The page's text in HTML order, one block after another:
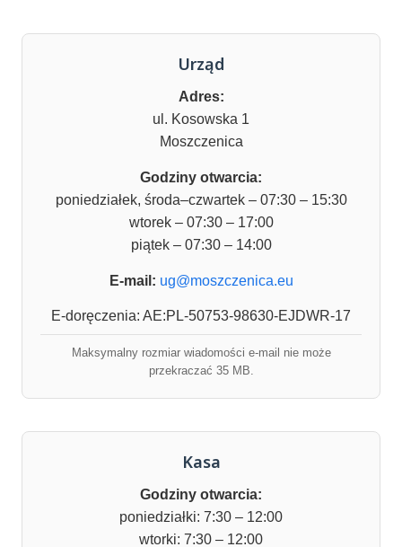
Urząd
Adres:
ul. Kosowska 1
Moszczenica
Godziny otwarcia:
poniedziałek, środa–czwartek – 07:30 – 15:30
wtorek – 07:30 – 17:00
piątek – 07:30 – 14:00
E-mail: ug@moszczenica.eu
E-doręczenia: AE:PL-50753-98630-EJDWR-17
Maksymalny rozmiar wiadomości e-mail nie może
przekraczać 35 MB.
Kasa
Godziny otwarcia:
poniedziałki: 7:30 – 12:00
wtorki: 7:30 – 12:00